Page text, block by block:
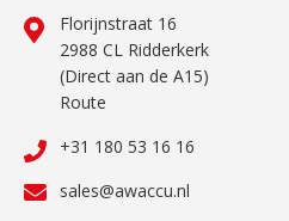
Florijnstraat 16
2988 CL Ridderkerk
(Direct aan de A15)
Route
+31 180 53 16 16
sales@awaccu.nl